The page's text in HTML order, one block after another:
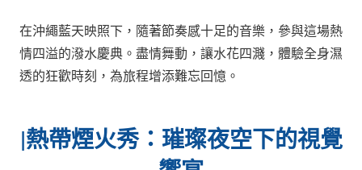
在沖繩藍天映照下，隨著節奏感十足的音樂，參與這場熱
情四溢的潑水慶典。盡情舞動，讓水花四濺，體驗全身濕
透的狂歡時刻，為旅程增添難忘回憶。
|熱帶煙火秀：璀璨夜空下的視覺